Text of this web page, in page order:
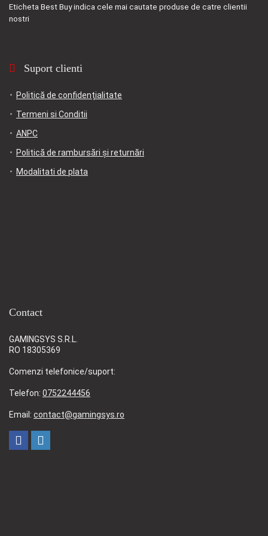
Eticheta Best Buyindica cele mai cautate produse de catre clientii
nostri
Suport clienti
Politică de confidențialitate
Termeni si Conditii
ANPC
Politică de rambursări și returnări
Modalitati de plata
Contact
GAMINGSYS S.R.L.
RO 18305369
Comenzi telefonice/suport:
Telefon: 0752244456
Email: contact@gamingsys.ro